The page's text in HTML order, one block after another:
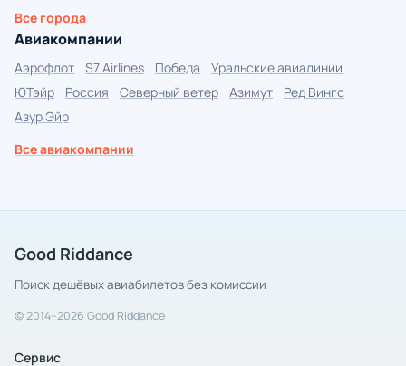
Все города
Авиакомпании
Аэрофлот S7 Airlines Победа
Уральские авиалинии
ЮТэйр
Россия Северный ветер Азимут
Ред Вингс
Азур Эйр
Все авиакомпании
Good Riddance
Поиск дешёвых авиабилетов без комиссии
© 2014–2026 Good Riddance
Сервис